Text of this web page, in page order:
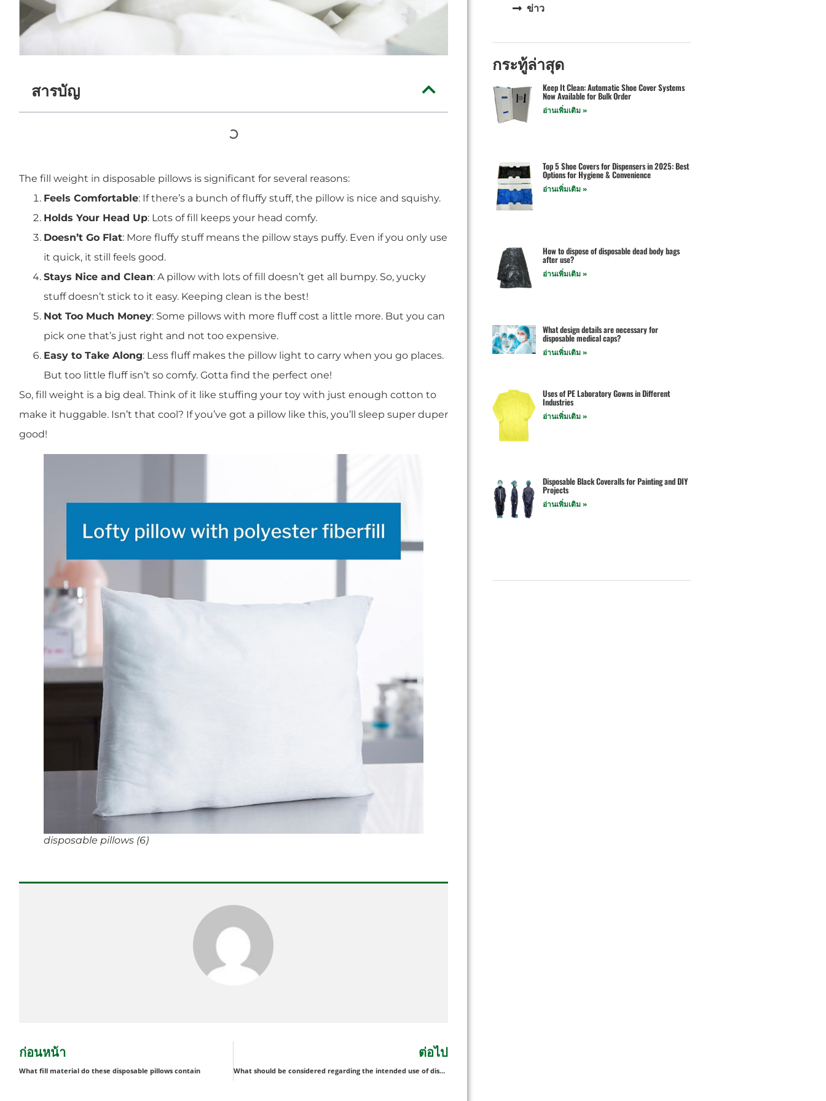
สารบัญ
The fill weight in disposable pillows is significant for several reasons:
Feels Comfortable: If there’s a bunch of fluffy stuff, the pillow is nice and squishy.
Holds Your Head Up: Lots of fill keeps your head comfy.
Doesn’t Go Flat: More fluffy stuff means the pillow stays puffy. Even if you only use
it quick, it still feels good.
Stays Nice and Clean: A pillow with lots of fill doesn’t get all bumpy. So, yucky
stuff doesn’t stick to it easy. Keeping clean is the best!
Not Too Much Money: Some pillows with more fluff cost a little more. But you can
pick one that’s just right and not too expensive.
Easy to Take Along: Less fluff makes the pillow light to carry when you go places.
But too little fluff isn’t so comfy. Gotta find the perfect one!
So, fill weight is a big deal. Think of it like stuffing your toy with just enough cotton to
make it huggable. Isn’t that cool? If you’ve got a pillow like this, you’ll sleep super duper
good!
disposable pillows (6)
ก่อนหน้า
What fill material do these disposable pillows contain
ต่อไป
What should be considered regarding the intended use of disposable pillows?
ข่าว
กระทู้ล่าสุด
Keep It Clean: Automatic Shoe Cover Systems
Now Available for Bulk Order
อ่านเพิ่มเติม »
Top 5 Shoe Covers for Dispensers in 2025: Best
Options for Hygiene & Convenience
อ่านเพิ่มเติม »
How to dispose of disposable dead body bags
after use?
อ่านเพิ่มเติม »
What design details are necessary for
disposable medical caps?
อ่านเพิ่มเติม »
Uses of PE Laboratory Gowns in Different
Industries
อ่านเพิ่มเติม »
Disposable Black Coveralls for Painting and DIY
Projects
อ่านเพิ่มเติม »